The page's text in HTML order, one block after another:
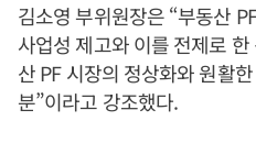
김소영 부위원장은 “부동산
사업성 제고와 이를 전제로
산 PF 시장의 정상화와 원활
분”이라고 강조했다.